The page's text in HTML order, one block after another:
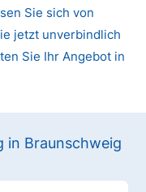
Sie sich von
jetzt unverbindlich
Sie Ihr Angebot in
in Braunschweig